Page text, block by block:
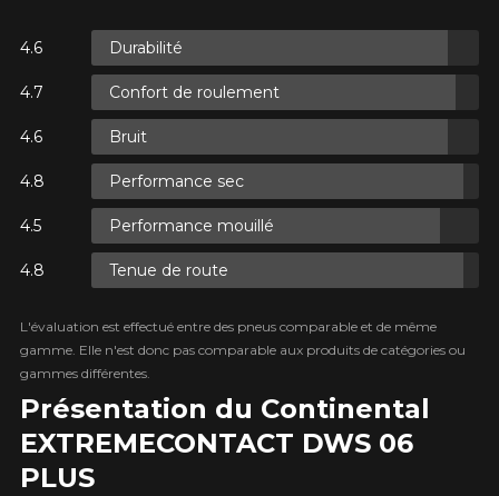
Présentation du Continental
EXTREME​CONTACT DWS 06
PLUS
Durabilité
Confort de roulement
Bruit
Performance sec
Performance mouillé
Tenue de route
L'évaluation est effectué entre des pneus comparable et de même
gamme. Elle n'est donc pas comparable aux produits de catégories ou
gammes différentes.